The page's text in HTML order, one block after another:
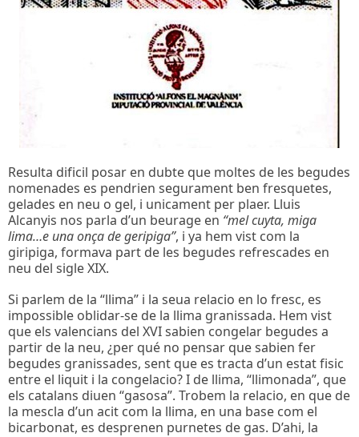
Resulta dificil posar en dubte que moltes de les begudes
nomenades es pendrien segurament ben fresquetes,
gelades en neu o gel, i unicament per plaer. Lluis
Alcanyis nos parla d’un beurage en “mel cuyta, miga
lima…e una onça de geripiga”, i ya hem vist com la
giripiga, formava part de les begudes refrescades en
neu del sigle XIX.
Si parlem de la “llima” i la seua relacio en lo fresc, es
impossible oblidar-se de la llima granissada. Hem vist
que els valencians del XVI sabien congelar begudes a
partir de la neu, ¿per qué no pensar que sabien fer
begudes granissades, sent que es tracta d’un estat fisic
entre el liquit i la congelacio? I de llima, “llimonada”, que
els catalans diuen “gasosa”. Trobem la relacio, en que de
la mescla d’un acit com la llima, en una base com el
bicarbonat, es desprenen purnetes de gas. D’ahi, la